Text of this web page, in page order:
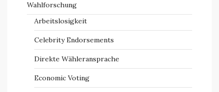
Wahlforschung
Arbeitslosigkeit
Celebrity Endorsements
Direkte Wähleransprache
Economic Voting